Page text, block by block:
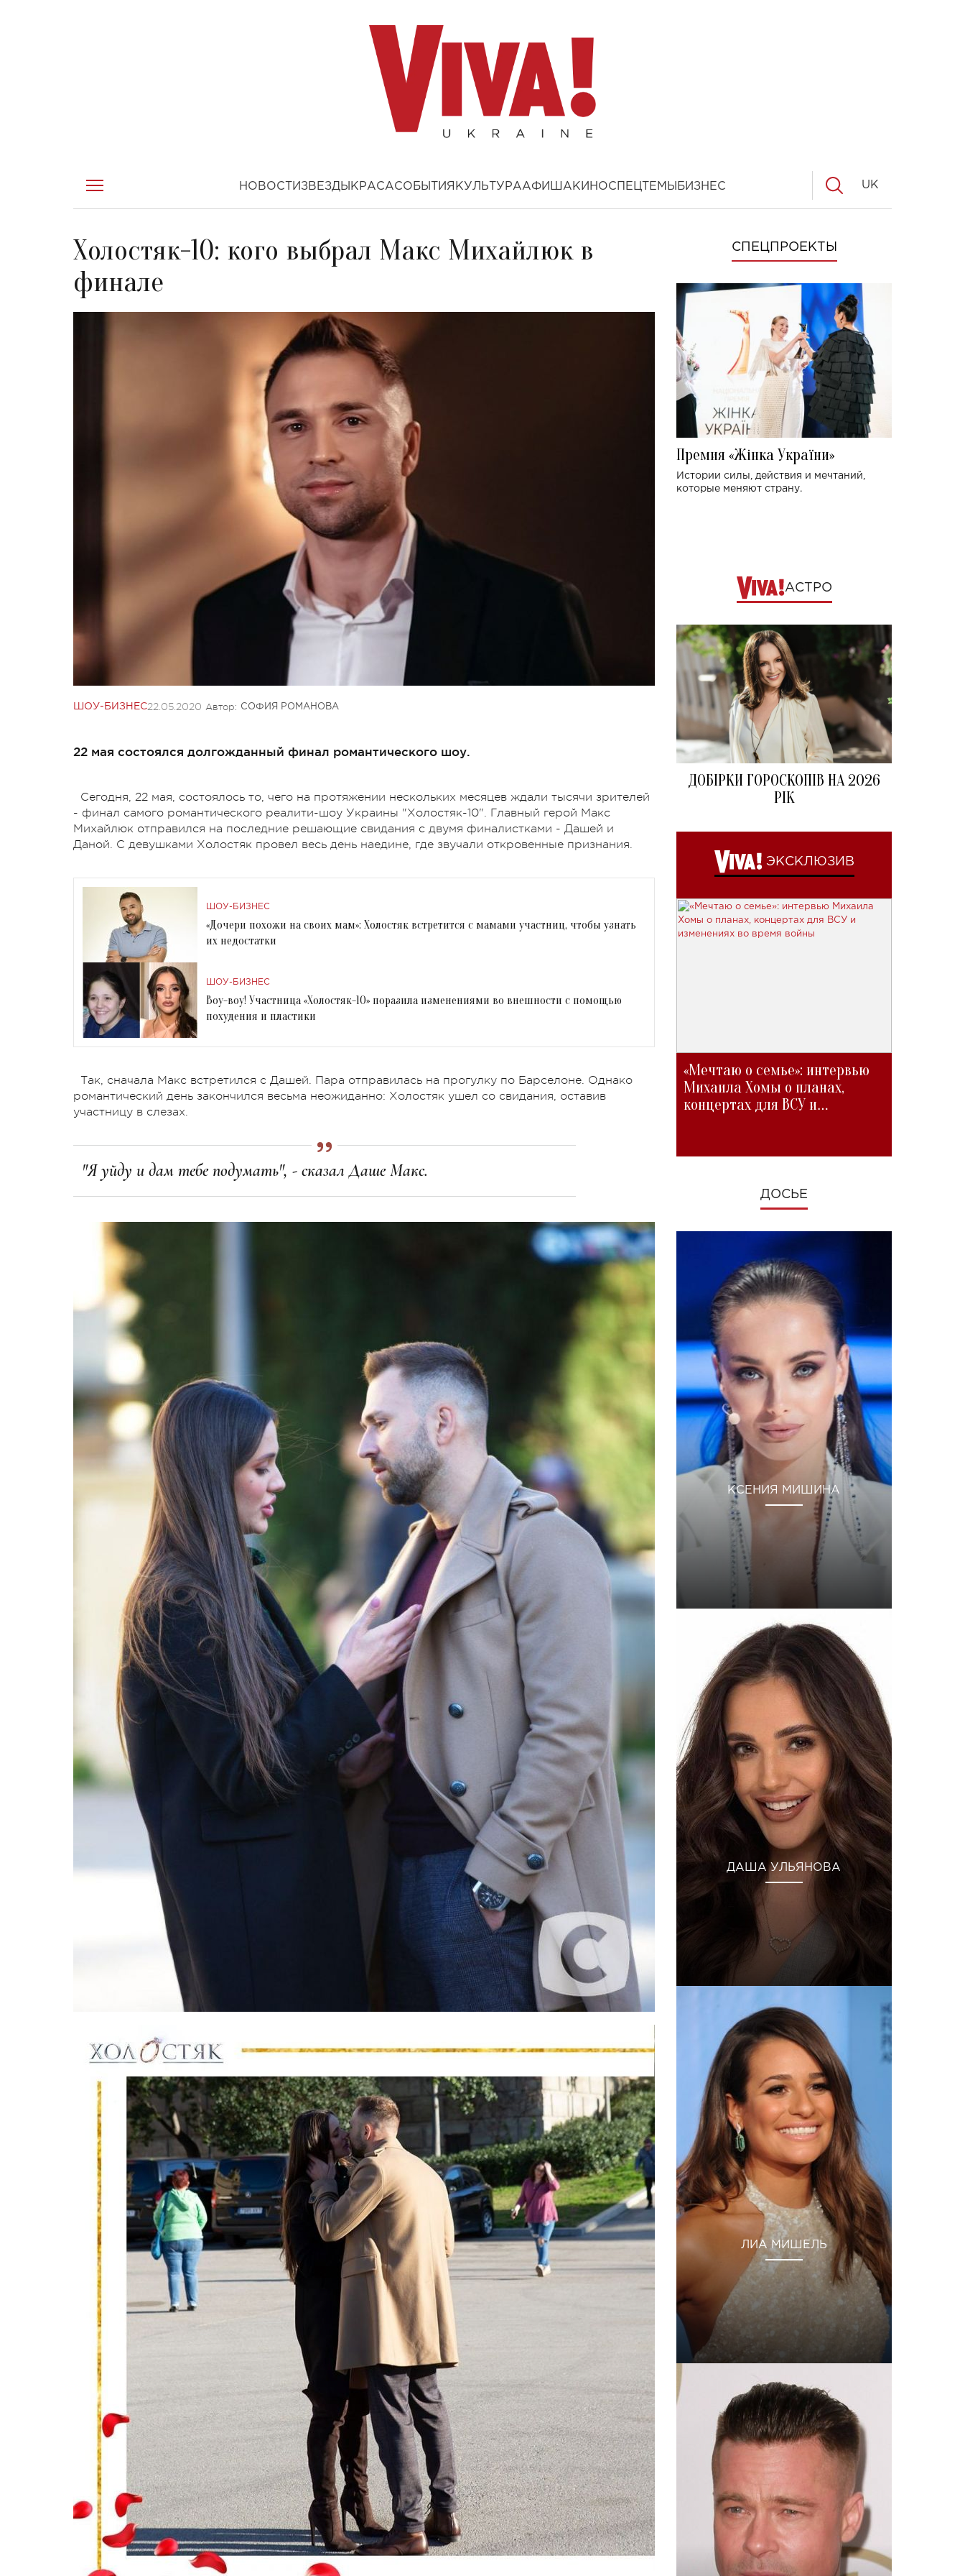
НОВОСТИ ЗВЕЗДЫ КРАСАСОБЫТИЯ КУЛЬТУРААФИША КИНОСПЕЦТЕМЫ БИЗНЕС UK
Холостяк-10: кого выбрал Макс Михайлюк в
финале
ШОУ-БИЗНЕС22.05.2020 Автор: СОФИЯ РОМАНОВА
22 мая состоялся долгожданный финал романтического шоу.
Сегодня, 22 мая, состоялось то, чего на протяжении нескольких месяцев ждали тысячи зрителей
- финал самого романтического реалити-шоу Украины "Холостяк-10". Главный герой Макс
Михайлюк отправился на последние решающие свидания с двумя финалистками - Дашей и
Даной. С девушками Холостяк провел весь день наедине, где звучали откровенные признания.
ШОУ-БИЗНЕС
«Дочери похожи на своих мам»: Холостяк встретится с мамами участниц, чтобы узнать
их недостатки
ШОУ-БИЗНЕС
Воу-воу! Участница «Холостяк-10» поразила изменениями во внешности с помощью
похудения и пластики
Так, сначала Макс встретился с Дашей. Пара отправилась на прогулку по Барселоне. Однако
романтический день закончился весьма неожиданно: Холостяк ушел со свидания, оставив
участницу в слезах.
"Я уйду и дам тебе подумать", - сказал Даше Макс.
СПЕЦПРОЕКТЫ
Премия «Жінка України»
Истории силы, действия и мечтаний,
которые меняют страну.
АСТРО
ДОБІРКИ ГОРОСКОПІВ НА 2026
РІК
ЭКСКЛЮЗИВ
«Мечтаю о семье»: интервью
Михаила Хомы о планах,
концертах для ВСУ и
ДОСЬЕ
КСЕНИЯ МИШИНА
ДАША УЛЬЯНОВА
ЛИА МИШЕЛЬ